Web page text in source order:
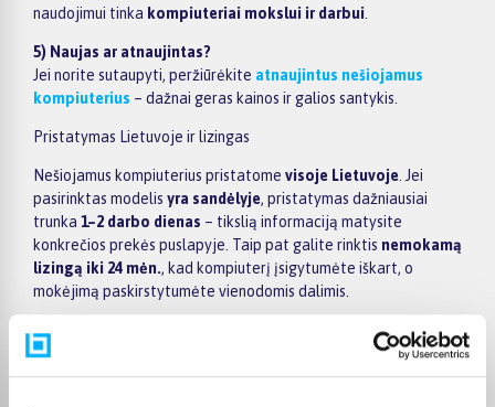
naudojimui tinka kompiuteriai mokslui ir darbui
5) Naujas ar atnaujintas?
Jei norite sutaupyti, peržiūrėkite atnaujintus nešiojamus
kompiuterius – dažnai geras kainos ir galios santykis.
Pristatymas Lietuvoje ir lizingas
Nešiojamus kompiuterius pristatome visoje Lietuvoje . Jei
pasirinktas modelis yra sandėlyje, pristatymas dažniausiai
trunka 1–2 darbo dienas – tikslią informaciją matysite
konkrečios prekės puslapyje. Taip pat galite rinktis nemokamą
lizingą iki 24 mėn., kad kompiuterį įsigytumėte iškart, o
mokėjimą paskirstytumėte vienodomis dalimis.
Populiarūs gamintojai